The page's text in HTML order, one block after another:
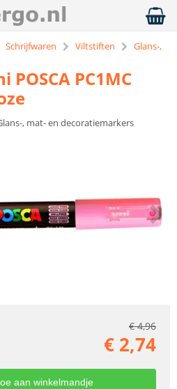
Schrijfwaren Viltstiften
Glans-,
PC1MC
, mat- en decoratiemarkers
€4,96
€ 2,74
aan winkelmandje